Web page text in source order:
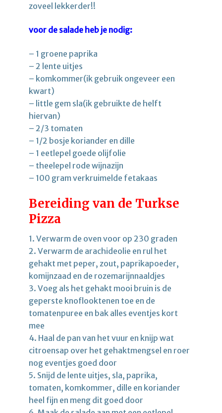
zoveel lekkerder!!
voor de salade heb je nodig:
– 1 groene paprika
– 2 lente uitjes
– komkommer(ik gebruik ongeveer een
kwart)
– little gem sla(ik gebruikte de helft
hiervan)
– 2/3 tomaten
– 1/2 bosje koriander en dille
– 1 eetlepel goede olijfolie
– theelepel rode wijnazijn
– 100 gram verkruimelde fetakaas
Bereiding van de Turkse
Pizza
1. Verwarm de oven voor op 230 graden
2. Verwarm de arachideolie en rul het
gehakt met peper, zout, paprikapoeder,
komijnzaad en de rozemarijnnaaldjes
3. Voeg als het gehakt mooi bruin is de
geperste knoflooktenen toe en de
tomatenpuree en bak alles eventjes kort
mee
4. Haal de pan van het vuur en knijp wat
citroensap over het gehaktmengsel en roer
nog eventjes goed door
5. Snijd de lente uitjes, sla, paprika,
tomaten, komkommer, dille en koriander
heel fijn en meng dit goed door